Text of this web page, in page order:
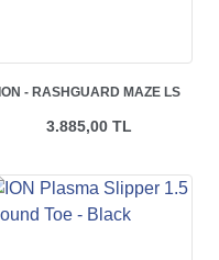
ION - RASHGUARD MAZE LS
3.885,00 TL